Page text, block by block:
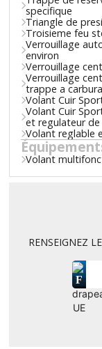
specifique
Triangle de
Troisieme feu
Verrouillage
environ
Verrouillage
Verrouillage
trappe a
Volant Cuir
Volant Cuir
et regulateur de
Volant reglable
Volant
RENSEIGNEZ
F